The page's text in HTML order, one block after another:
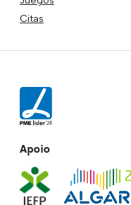
Citas
Apoio